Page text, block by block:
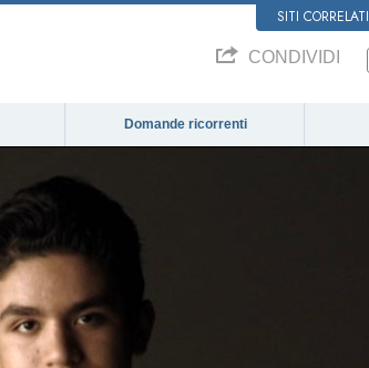
SITI CORRELATI
CONDIVIDI
Domande ricorrenti